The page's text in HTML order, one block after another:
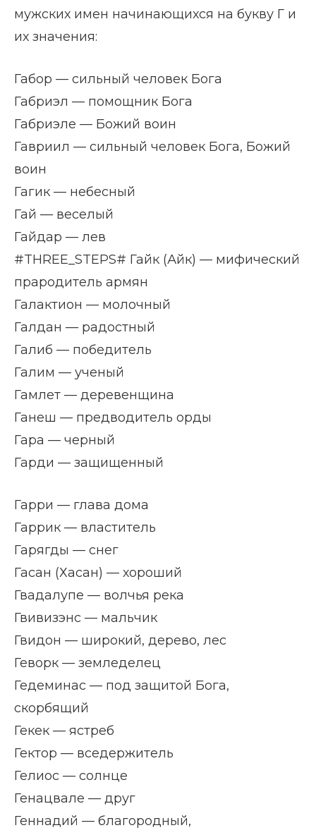
мужских имен начинающихся на букву Г и
их значения:
Габор — сильный человек Бога
Габриэл — помощник Бога
Габриэле — Божий воин
Гавриил — сильный человек Бога, Божий
воин
Гагик — небесный
Гай — веселый
Гайдар — лев
#THREE_STEPS# Гайк (Айк) — мифический
прародитель армян
Галактион — молочный
Галдан — радостный
Галиб — победитель
Галим — ученый
Гамлет — деревенщина
Ганеш — предводитель орды
Гара — черный
Гарди — защищенный
Гарри — глава дома
Гаррик — властитель
Гарягды — снег
Гасан (Хасан) — хороший
Гвадалупе — волчья река
Гвивизэнс — мальчик
Гвидон — широкий, дерево, лес
Геворк — земледелец
Гедеминас — под защитой Бога,
скорбящий
Гекек — ястреб
Гектор — вседержитель
Гелиос — солнце
Генацвале — друг
Геннадий — благородный,